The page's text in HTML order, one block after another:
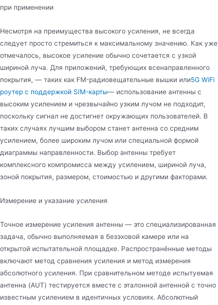
при применении
Несмотря на преимущества высокого усиления, не всегда
следует просто стремиться к максимальному значению. Как уже
отмечалось, высокое усиление обычно сочетается с узкой
шириной луча. Для приложений, требующих всенаправленного
покрытия, — таких как FM-радиовещательные вышки или5G WiFi
роутер с поддержкой SIM-карты— использование антенны с
высоким усилением и чрезвычайно узким лучом не подходит,
поскольку сигнал не достигнет окружающих пользователей. В
таких случаях лучшим выбором станет антенна со средним
усилением, более широким лучом или специальной формой
диаграммы направленности. Выбор антенны требует
комплексного компромисса между усилением, шириной луча,
зоной покрытия, размером, стоимостью и другими факторами.
Измерение и указание усиления
Точное измерение усиления антенны — это специализированная
задача, обычно выполняемая в безэховой камере или на
открытой испытательной площадке. Распространённые методы
включают метод сравнения усиления и метод измерения
абсолютного усиления. При сравнительном методе испытуемая
антенна (AUT) тестируется вместе с эталонной антенной с точно
известным усилением в идентичных условиях. Абсолютный